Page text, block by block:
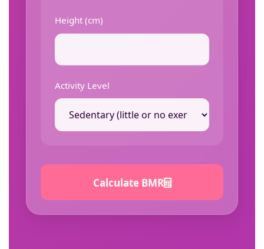
Height (cm)
Activity Level
Calculate BMR